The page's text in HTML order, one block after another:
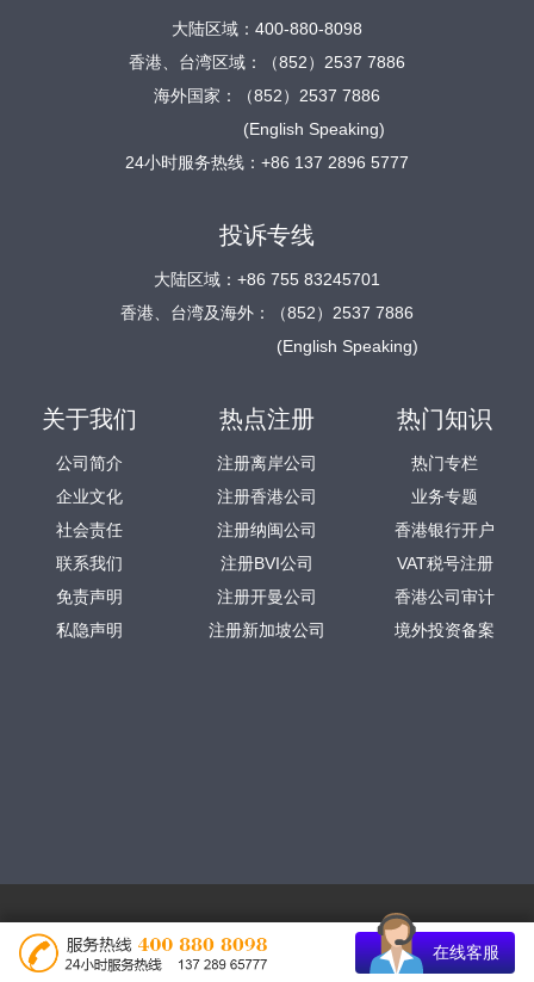
大陆区域：400-880-8098
香港、台湾区域：（852）2537 7886
海外国家：（852）2537 7886
(English Speaking)
24小时服务热线：+86 137 2896 5777
投诉专线
大陆区域：+86 755 83245701
香港、台湾及海外：（852）2537 7886
(English Speaking)
关于我们
公司简介
企业文化
社会责任
联系我们
免责声明
私隐声明
热点注册
注册离岸公司
注册香港公司
注册纳闽公司
注册BVI公司
注册开曼公司
注册新加坡公司
热门知识
热门专栏
业务专题
香港银行开户
VAT税号注册
香港公司审计
境外投资备案
在线客服